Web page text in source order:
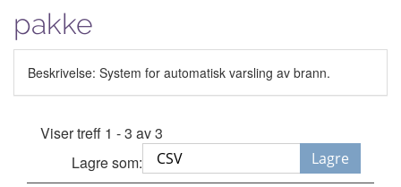
pakke
Beskrivelse: System for automatisk varsling av brann.
Viser treff 1 - 3 av 3
Lagre som:
Lagre